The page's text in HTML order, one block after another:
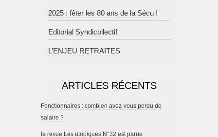
2025 : fêter les 80 ans de la Sécu !
Editorial Syndicollectif
L’ENJEU RETRAITES
ARTICLES RÉCENTS
Fonctionnaires : combien avez-vous perdu de
salaire ?
la revue Les utopiques N°32 est parue